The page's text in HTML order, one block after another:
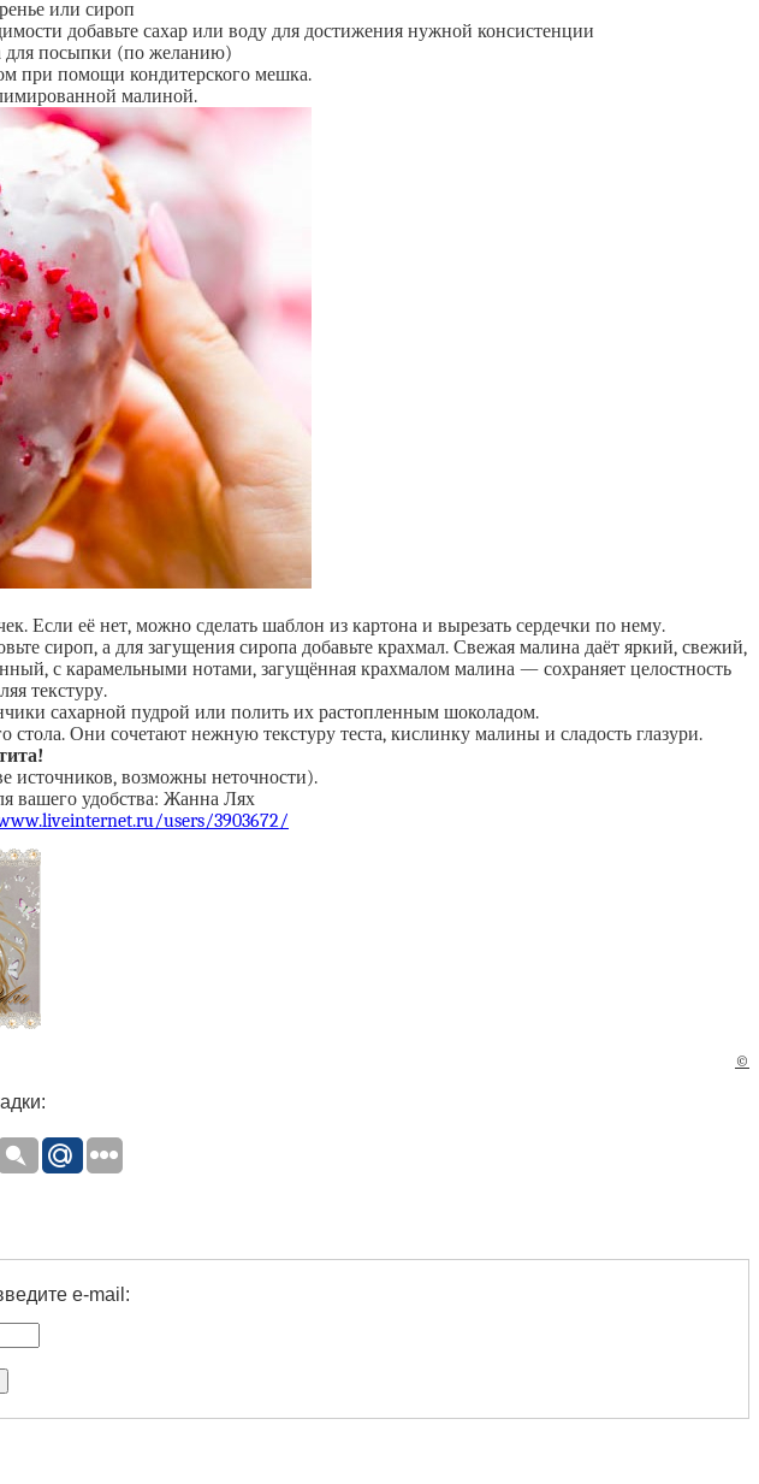
или сироп
добавьте сахар или воду для достижения нужной консистенции
для посыпки (по желанию)
при помощи кондитерского мешка.
малиной.
Если её нет, можно сделать шаблон из картона и вырезать сердечки по нему.
сироп, а для загущения сиропа добавьте крахмал. Свежая малина даёт яркий, свежий,
с карамельными нотами, загущённая крахмалом малина — сохраняет целостность
текстуру.
сахарной пудрой или полить их растопленным шоколадом.
Они сочетают нежную текстуру теста, кислинку малины и сладость глазури.
источников, возможны неточности).
вашего удобства: Жанна Лях
users/3903672/
©
e-mail: